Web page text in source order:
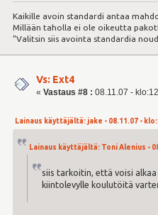
Kaikille avoin standardi antaa
Millään taholla ei ole oikeutta
"Valitsin siis avointa standardia
Vs: Ext4
«Vastaus #8 : 08.11.07 -
Lainaus käyttäjältä: jake - 08.11.07 -
Lainaus käyttäjältä: Toni Alenius -
siis tarkoitin, että voisi
kiintolevylle koulutöitä